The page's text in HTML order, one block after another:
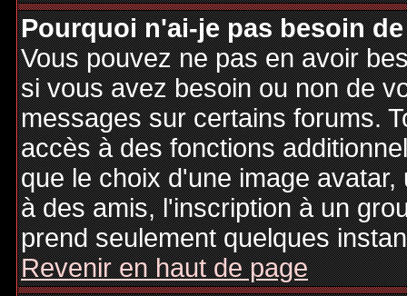
Pourquoi n'ai-je pas besoin
Vous pouvez ne pas en avoir
si vous avez besoin ou non de
messages sur certains forums.
accès à des fonctions
que le choix d'une image
à des amis, l'inscription à un
prend seulement quelques
Revenir en haut de page